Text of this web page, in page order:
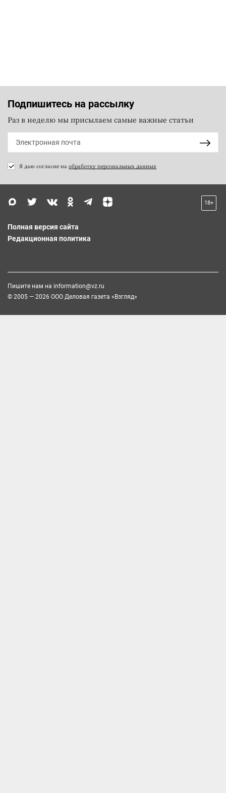
Подпишитесь на рассылку
Раз в неделю мы присылаем самые важные статьи
Я даю согласие на обработку персональных данных
18+
Полная версия сайта
Редакционная политика
Пишите нам на information@vz.ru
© 2005 — 2026 ООО Деловая газета «Взгляд»